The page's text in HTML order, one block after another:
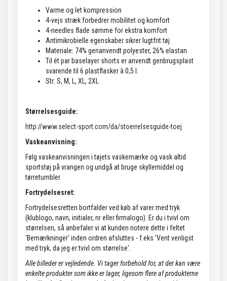
Varme og let kompression
4-vejs stræk forbedrer mobilitet og komfort
4-needles flade sømme for ekstra komfort
Antimikrobielle egenskaber sikrer lugtfrit tøj
Materiale: 74% genanvendt polyester, 26% elastan
Til ét par baselayer shorts er anvendt genbrugsplast
svarende til 6 plastflasker à 0,5 l.
Str: S, M, L, XL, 2XL
Størrelsesguide:
http://www.select-sport.com/da/stoerrelsesguide-toej
Vaskeanvisning:
Følg vaskeanvisningen i tøjets vaskemærke og vask altid
sportstøj på vrangen og undgå at bruge skyllemiddel og
tørretumbler.
Fortrydelsesret:
Fortrydelsesretten bortfalder ved køb af varer med tryk
(klublogo, navn, initialer, nr eller firmalogo). Er du i tvivl om
størrelsen, så anbefaler vi at kunden notere dette i feltet
'Bemærkninger' inden ordren afsluttes - f.eks 'Vent venligst
med tryk, da jeg er tvivl om størrelse'.
Alle billeder er vejledende. Vi tager forbehold for, at der kan være
enkelte produkter som ikke er lager, ligesom flere af produkterne